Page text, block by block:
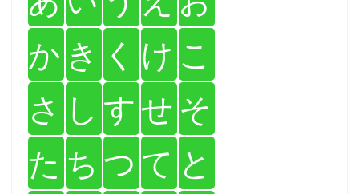
か き く け こ
さ し すせ そ
た ち つ て と